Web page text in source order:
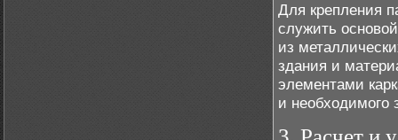
Для крепления
служить
из
здания и
элементами
и необходимого